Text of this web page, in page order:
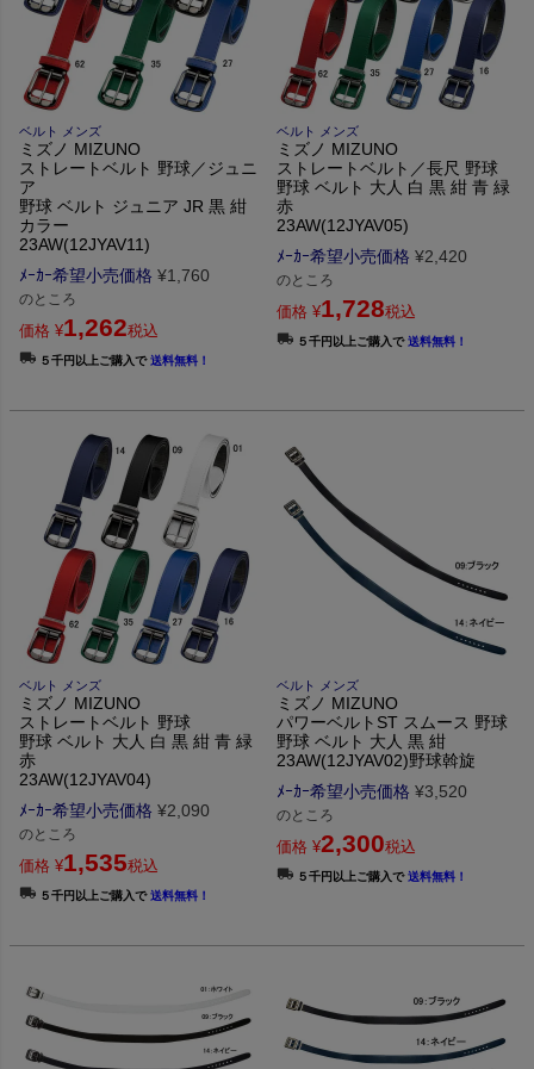
ベルト メンズ
ミズノ MIZUNO
ストレートベルト 野球／ジュニ
ア
野球 ベルト ジュニア JR 黒 紺
カラー
23AW(12JYAV11)
ﾒｰｶｰ希望小売価格 ¥1,760
のところ
価格 ¥1,262税込
５千円以上ご購入で送料無料！
ベルト メンズ
ミズノ MIZUNO
ストレートベルト／長尺 野球
野球 ベルト 大人 白 黒 紺 青 緑
赤
23AW(12JYAV05)
ﾒｰｶｰ希望小売価格 ¥2,420
のところ
価格 ¥1,728税込
５千円以上ご購入で送料無料！
ベルト メンズ
ミズノ MIZUNO
ストレートベルト 野球
野球 ベルト 大人 白 黒 紺 青 緑
赤
23AW(12JYAV04)
ﾒｰｶｰ希望小売価格 ¥2,090
のところ
価格 ¥1,535税込
５千円以上ご購入で送料無料！
ベルト メンズ
ミズノ MIZUNO
パワーベルトST スムース 野球
野球 ベルト 大人 黒 紺
23AW(12JYAV02)野球斡旋
ﾒｰｶｰ希望小売価格 ¥3,520
のところ
価格 ¥2,300税込
５千円以上ご購入で送料無料！